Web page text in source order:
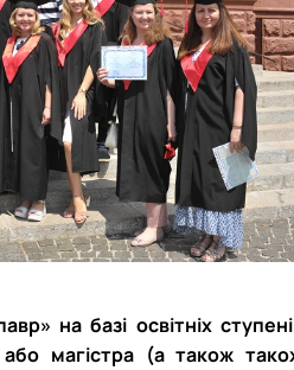
на базі освітніх
або магістра (а також